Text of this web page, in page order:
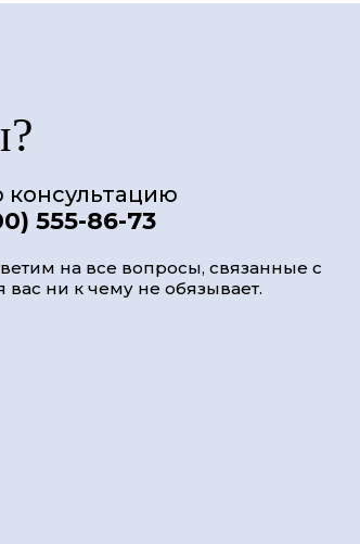
консультацию
555-86-73
на все вопросы, связанные с
вас ни к чему не обязывает.